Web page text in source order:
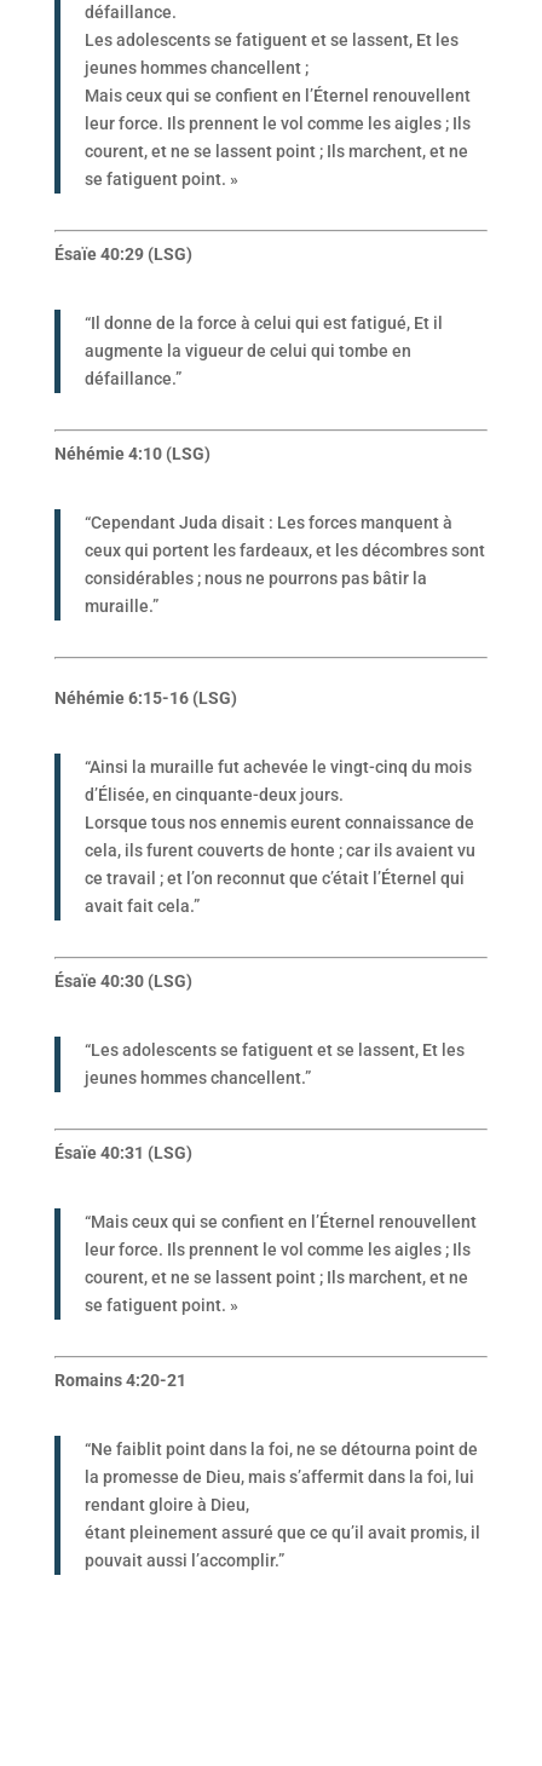
défaillance.
Les adolescents se fatiguent et se lassent, Et les
jeunes hommes chancellent ;
Mais ceux qui se confient en l’Éternel renouvellent
leur force. Ils prennent le vol comme les aigles ; Ils
courent, et ne se lassent point ; Ils marchent, et ne
se fatiguent point. »
Ésaïe 40:29 (LSG)
“Il donne de la force à celui qui est fatigué, Et il
augmente la vigueur de celui qui tombe en
défaillance.”
Néhémie 4:10 (LSG)
“Cependant Juda disait : Les forces manquent à
ceux qui portent les fardeaux, et les décombres sont
considérables ; nous ne pourrons pas bâtir la
muraille.”
Néhémie 6:15-16 (LSG)
“Ainsi la muraille fut achevée le vingt-cinq du mois
d’Élisée, en cinquante-deux jours.
Lorsque tous nos ennemis eurent connaissance de
cela, ils furent couverts de honte ; car ils avaient vu
ce travail ; et l’on reconnut que c’était l’Éternel qui
avait fait cela.”
Ésaïe 40:30 (LSG)
“Les adolescents se fatiguent et se lassent, Et les
jeunes hommes chancellent.”
Ésaïe 40:31 (LSG)
“Mais ceux qui se confient en l’Éternel renouvellent
leur force. Ils prennent le vol comme les aigles ; Ils
courent, et ne se lassent point ; Ils marchent, et ne
se fatiguent point. »
Romains 4:20-21
“Ne faiblit point dans la foi, ne se détourna point de
la promesse de Dieu, mais s’affermit dans la foi, lui
rendant gloire à Dieu,
étant pleinement assuré que ce qu’il avait promis, il
pouvait aussi l’accomplir.”